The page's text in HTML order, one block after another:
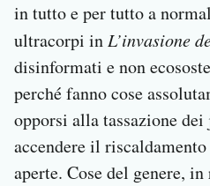
in tutto e per tutto a
ultracorpi inL’invasione
disinformati e non
perché fanno cose
opporsi alla tassazione
accendere il
aperte. Cose del genere,